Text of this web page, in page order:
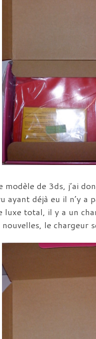
de 3ds, j’ai
ayant déjà eu il n’y a
luxe total, il y a un
le chargeur